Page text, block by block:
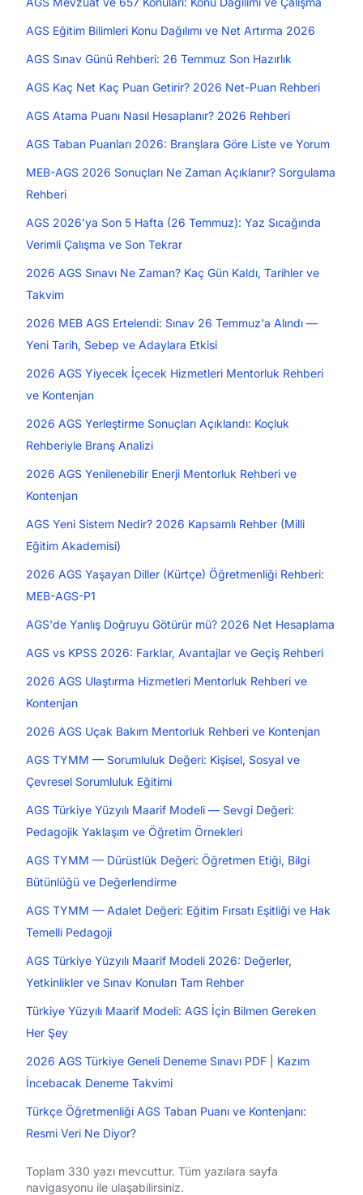
AGS Eğitim Bilimleri Konu Dağılımı ve Net Artırma 2026
AGS Sınav Günü Rehberi: 26 Temmuz Son Hazırlık
AGS Kaç Net Kaç Puan Getirir? 2026 Net-Puan Rehberi
AGS Atama Puanı Nasıl Hesaplanır? 2026 Rehberi
AGS Taban Puanları 2026: Branşlara Göre Liste ve Yorum
MEB-AGS 2026 Sonuçları Ne Zaman Açıklanır? Sorgulama
Rehberi
AGS 2026'ya Son 5 Hafta (26 Temmuz): Yaz Sıcağında
Verimli Çalışma ve Son Tekrar
2026 AGS Sınavı Ne Zaman? Kaç Gün Kaldı, Tarihler ve
Takvim
2026 MEB AGS Ertelendi: Sınav 26 Temmuz'a Alındı —
Yeni Tarih, Sebep ve Adaylara Etkisi
2026 AGS Yiyecek İçecek Hizmetleri Mentorluk Rehberi
ve Kontenjan
2026 AGS Yerleştirme Sonuçları Açıklandı: Koçluk
Rehberiyle Branş Analizi
2026 AGS Yenilenebilir Enerji Mentorluk Rehberi ve
Kontenjan
AGS Yeni Sistem Nedir? 2026 Kapsamlı Rehber (Milli
Eğitim Akademisi)
2026 AGS Yaşayan Diller (Kürtçe) Öğretmenliği Rehberi:
MEB-AGS-P1
AGS'de Yanlış Doğruyu Götürür mü? 2026 Net Hesaplama
AGS vs KPSS 2026: Farklar, Avantajlar ve Geçiş Rehberi
2026 AGS Ulaştırma Hizmetleri Mentorluk Rehberi ve
Kontenjan
2026 AGS Uçak Bakım Mentorluk Rehberi ve Kontenjan
AGS TYMM — Sorumluluk Değeri: Kişisel, Sosyal ve
Çevresel Sorumluluk Eğitimi
AGS Türkiye Yüzyılı Maarif Modeli — Sevgi Değeri:
Pedagojik Yaklaşım ve Öğretim Örnekleri
AGS TYMM — Dürüstlük Değeri: Öğretmen Etiği, Bilgi
Bütünlüğü ve Değerlendirme
AGS TYMM — Adalet Değeri: Eğitim Fırsatı Eşitliği ve Hak
Temelli Pedagoji
AGS Türkiye Yüzyılı Maarif Modeli 2026: Değerler,
Yetkinlikler ve Sınav Konuları Tam Rehber
Türkiye Yüzyılı Maarif Modeli: AGS İçin Bilmen Gereken
Her Şey
2026 AGS Türkiye Geneli Deneme Sınavı PDF | Kazım
İncebacak Deneme Takvimi
Türkçe Öğretmenliği AGS Taban Puanı ve Kontenjanı:
Resmi Veri Ne Diyor?
Toplam 330 yazı mevcuttur. Tüm yazılara sayfa
navigasyonu ile ulaşabilirsiniz.